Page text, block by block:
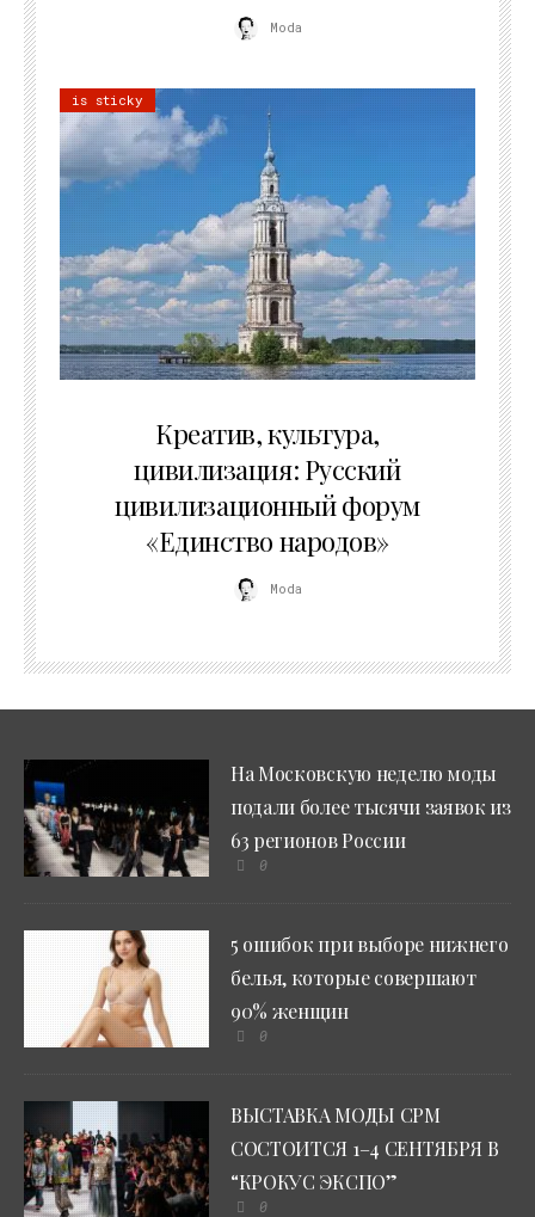
Moda
is sticky
Креатив, культура,
цивилизация: Русский
цивилизационный форум
«Единство народов»
Moda
На Московскую неделю моды
подали более тысячи заявок из
63 регионов России
0
5 ошибок при выборе нижнего
белья, которые совершают
90% женщин
0
ВЫСТАВКА МОДЫ CPM
СОСТОИТСЯ 1–4 СЕНТЯБРЯ В
“КРОКУС ЭКСПО”
0